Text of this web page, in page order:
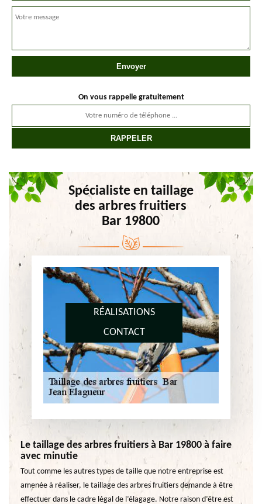
RÉALISATIONS
CONTACT
On vous rappelle gratuitement
Spécialiste en taillage
des arbres fruitiers
Bar 19800
Le taillage des arbres fruitiers à Bar 19800 à faire
avec minutie
Tout comme les autres types de taille que notre entreprise est
amenée à réaliser, le taillage des arbres fruitiers demande à être
effectuer dans le cadre légal de l’élagage. Notre raison d’être est